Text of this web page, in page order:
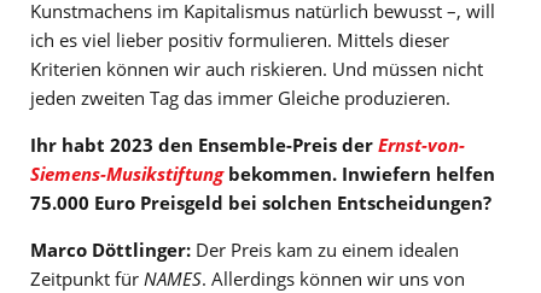
Kunstmachens im Kapitalismus natürlich bewusst –, will
ich es viel lieber positiv formulieren. Mittels dieser
Kriterien können wir auch riskieren. Und müssen nicht
jeden zweiten Tag das immer Gleiche produzieren.
Ihr habt 2023 den Ensemble-Preis der Ernst-von-
Siemens-Musikstiftungbekommen. Inwiefern helfen
75.000 Euro Preisgeld bei solchen Entscheidungen?
Marco Döttlinger: Der Preis kam zu einem idealen
Zeitpunkt für NAMES. Allerdings können wir uns von